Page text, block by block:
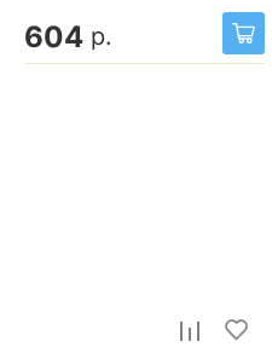
604 р.